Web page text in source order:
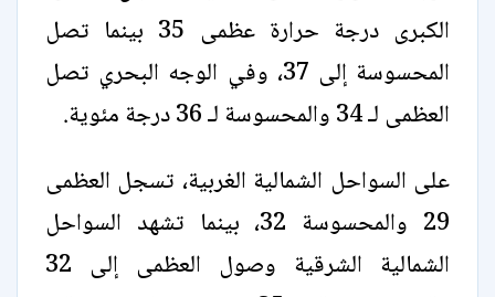
الكبرى درجة حرارة عظمى 35 بينما تصل
المحسوسة إلى 37، وفي الوجه البحري تصل
العظمى لـ 34 والمحسوسة لـ 36 درجة مئوية.
على السواحل الشمالية الغربية، تسجل العظمى
29 والمحسوسة 32، بينما تشهد السواحل
الشمالية الشرقية وصول العظمى إلى 32